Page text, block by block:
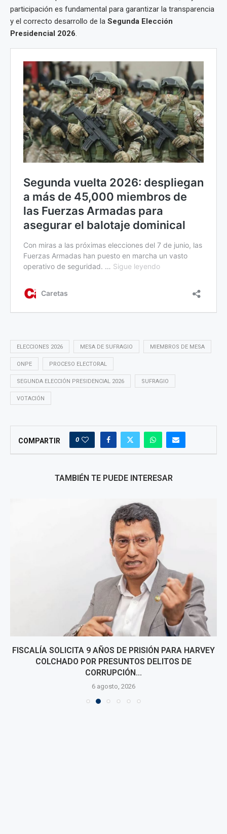
participación es fundamental para garantizar la transparencia
y el correcto desarrollo de la Segunda Elección
Presidencial 2026.
ELECCIONES 2026 MESA DE SUFRAGIO MIEMBROS DE MESA
ONPE PROCESO ELECTORAL
SEGUNDA ELECCIÓN PRESIDENCIAL 2026 SUFRAGIO
VOTACIÓN
COMPARTIR 0
TAMBIÉN TE PUEDE INTERESAR
FISCALÍA SOLICITA 9 AÑOS DE PRISIÓN PARA HARVEY
COLCHADO POR PRESUNTOS DELITOS DE
CORRUPCIÓN...
6 agosto, 2026